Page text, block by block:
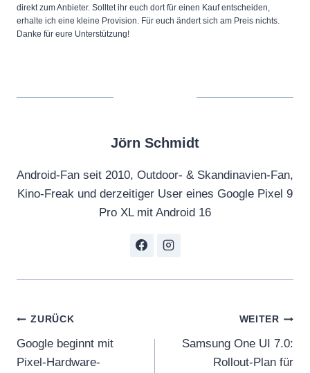
direkt zum Anbieter. Solltet ihr euch dort für einen Kauf entscheiden,
erhalte ich eine kleine Provision. Für euch ändert sich am Preis nichts.
Danke für eure Unterstützung!
Jörn Schmidt
Android-Fan seit 2010, Outdoor- & Skandinavien-Fan,
Kino-Freak und derzeitiger User eines Google Pixel 9
Pro XL mit Android 16
Beitragsnavigation
ZURÜCK
Google beginnt mit
Pixel-Hardware-
WEITER
Samsung One UI 7.0:
Rollout-Plan für